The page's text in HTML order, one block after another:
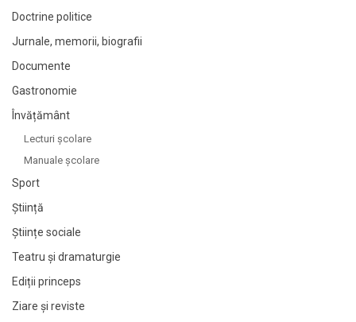
Doctrine politice
Jurnale, memorii, biografii
Documente
Gastronomie
Învățământ
Lecturi şcolare
Manuale şcolare
Sport
Știință
Științe sociale
Teatru și dramaturgie
Ediții princeps
Ziare şi reviste